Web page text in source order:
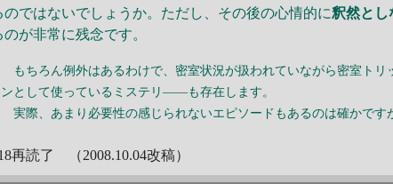
のではないでしょうか。ただし、その後の心情的に釈然とし
のが非常に残念です。
もちろん例外はあるわけで、密室状況が扱われていながら密室ト
として使っているミステリ――も存在します。
実際、あまり必要性の感じられないエピソードもあるのは確かです
再読了 （2008.10.04改稿）